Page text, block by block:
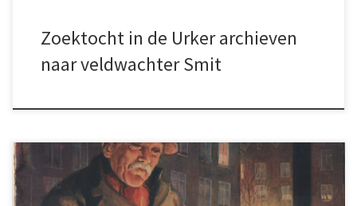
Zoektocht in de Urker archieven
naar veldwachter Smit